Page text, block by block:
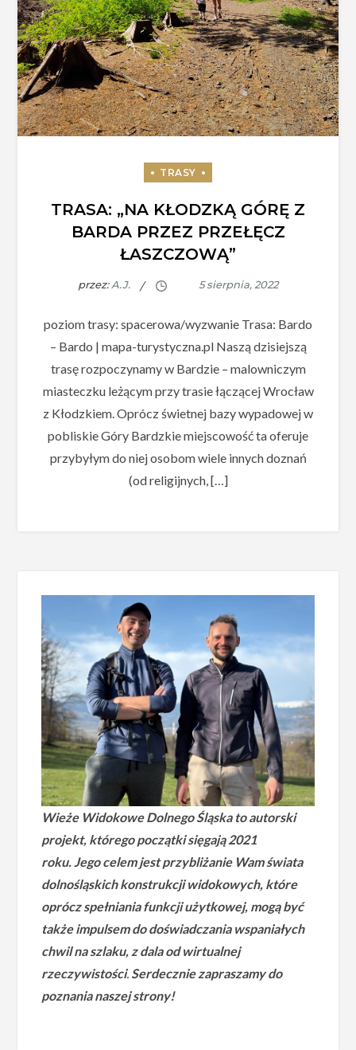
TRASA: „NA KŁODZKĄ GÓRĘ Z
BARDA PRZEZ PRZEŁĘCZ
ŁASZCZOWĄ”
przez:A.J.
poziom trasy: spacerowa/wyzwanie Trasa: Bardo
– Bardo | mapa-turystyczna.pl Naszą dzisiejszą
trasę rozpoczynamy w Bardzie – malowniczym
miasteczku leżącym przy trasie łączącej Wrocław
z Kłodzkiem. Oprócz świetnej bazy wypadowej w
pobliskie Góry Bardzkie miejscowość ta oferuje
przybyłym do niej osobom wiele innych doznań
(od religijnych, […]
Wieże Widokowe Dolnego Śląska to autorski
projekt, którego początki sięgają 2021
roku.Jego celem jest przybliżanie Wam świata
dolnośląskich konstrukcji widokowych, które
oprócz spełniania funkcji użytkowej, mogą być
także impulsem do doświadczania wspaniałych
chwil na szlaku, z dala od wirtualnej
rzeczywistości.Serdecznie zapraszamy do
poznania naszej strony!